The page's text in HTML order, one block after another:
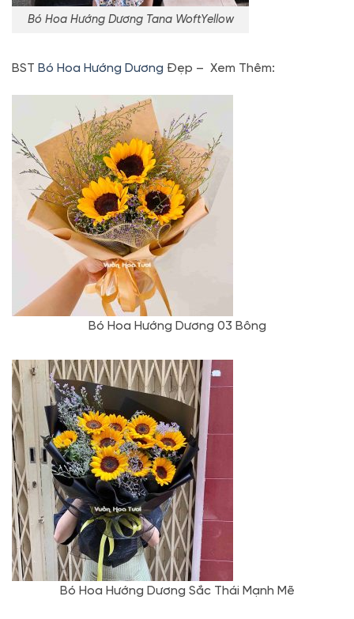
Bó Hoa Hướng Dương Tana WoftYellow
BST Bó Hoa Hướng Dương Đẹp – Xem Thêm:
Bó Hoa Hướng Dương 03 Bông
Bó Hoa Hướng Dương Sắc Thái Mạnh Mẽ